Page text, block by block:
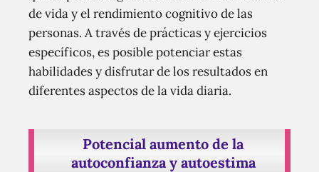
de vida y el rendimiento cognitivo de las
personas. A través de prácticas y ejercicios
específicos, es posible potenciar estas
habilidades y disfrutar de los resultados en
diferentes aspectos de la vida diaria.
Potencial aumento de la
autoconfianza y autoestima